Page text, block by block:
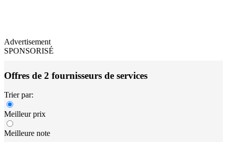
Advertisement
SPONSORISÉ
Offres de 2 fournisseurs de services
Trier par:
Meilleur prix
Meilleure note